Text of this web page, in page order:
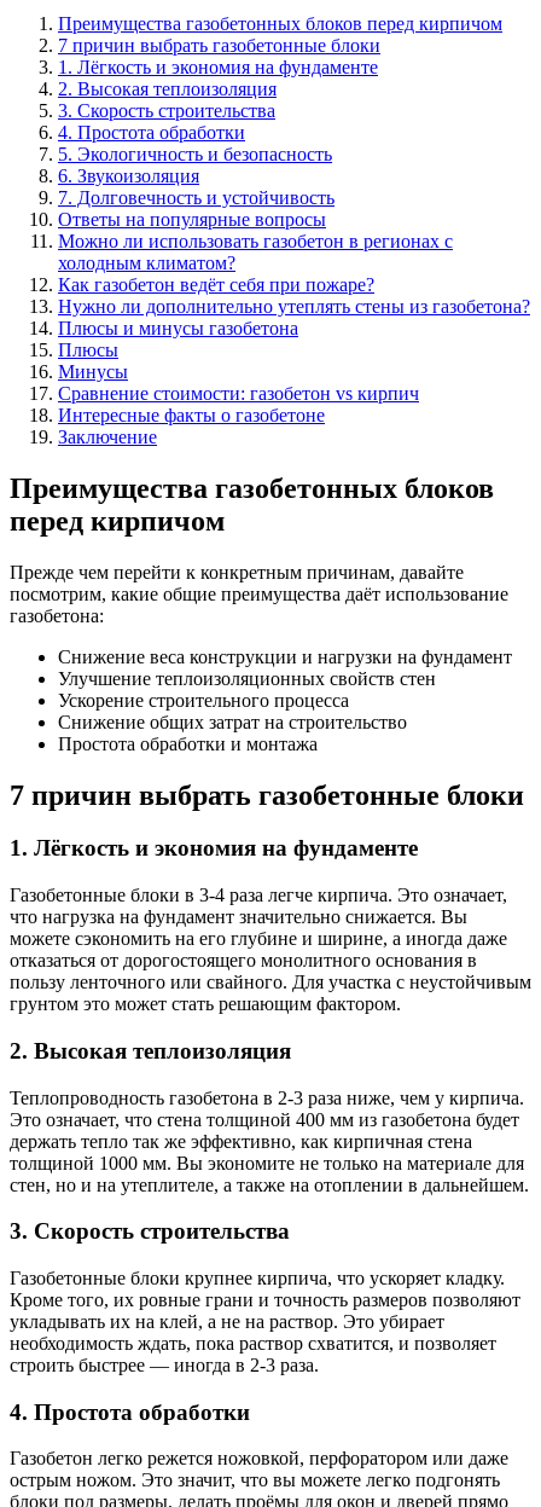
Преимущества газобетонных блоков перед кирпичом
7 причин выбрать газобетонные блоки
1. Лёгкость и экономия на фундаменте
2. Высокая теплоизоляция
3. Скорость строительства
4. Простота обработки
5. Экологичность и безопасность
6. Звукоизоляция
7. Долговечность и устойчивость
Ответы на популярные вопросы
Можно ли использовать газобетон в регионах с
холодным климатом?
Как газобетон ведёт себя при пожаре?
Нужно ли дополнительно утеплять стены из газобетона?
Плюсы и минусы газобетона
Плюсы
Минусы
Сравнение стоимости: газобетон vs кирпич
Интересные факты о газобетоне
Заключение
Преимущества газобетонных блоков
перед кирпичом
Прежде чем перейти к конкретным причинам, давайте
посмотрим, какие общие преимущества даёт использование
газобетона:
Снижение веса конструкции и нагрузки на фундамент
Улучшение теплоизоляционных свойств стен
Ускорение строительного процесса
Снижение общих затрат на строительство
Простота обработки и монтажа
7 причин выбрать газобетонные блоки
1. Лёгкость и экономия на фундаменте
Газобетонные блоки в 3-4 раза легче кирпича. Это означает,
что нагрузка на фундамент значительно снижается. Вы
можете сэкономить на его глубине и ширине, а иногда даже
отказаться от дорогостоящего монолитного основания в
пользу ленточного или свайного. Для участка с неустойчивым
грунтом это может стать решающим фактором.
2. Высокая теплоизоляция
Теплопроводность газобетона в 2-3 раза ниже, чем у кирпича.
Это означает, что стена толщиной 400 мм из газобетона будет
держать тепло так же эффективно, как кирпичная стена
толщиной 1000 мм. Вы экономите не только на материале для
стен, но и на утеплителе, а также на отоплении в дальнейшем.
3. Скорость строительства
Газобетонные блоки крупнее кирпича, что ускоряет кладку.
Кроме того, их ровные грани и точность размеров позволяют
укладывать их на клей, а не на раствор. Это убирает
необходимость ждать, пока раствор схватится, и позволяет
строить быстрее — иногда в 2-3 раза.
4. Простота обработки
Газобетон легко режется ножовкой, перфоратором или даже
острым ножом. Это значит, что вы можете легко подгонять
блоки под размеры, делать проёмы для окон и дверей прямо